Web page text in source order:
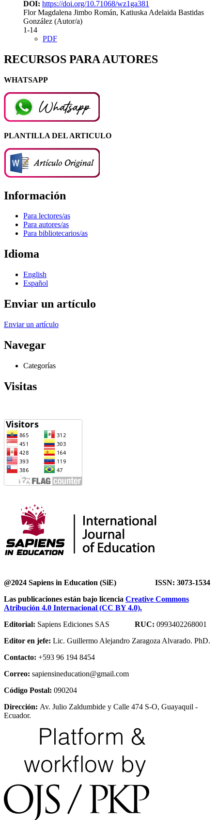
DOI: https://doi.org/10.71068/wz1ga381
Flor Magdalena Jimbo Román, Katiuska Adelaida Bastidas
González (Autor/a)
1-14
PDF
RECURSOS PARA AUTORES
WHATSAPP
PLANTILLA DEL ARTICULO
Información
Para lectores/as
Para autores/as
Para bibliotecarios/as
Idioma
English
Español
Enviar un artículo
Enviar un artículo
Navegar
Categorías
Visitas
@2024 Sapiens in Education (SiE) ISSN: 3073-1534
Las publicaciones están bajo licencia Creative Commons
Atribución 4.0 Internacional (CC BY 4.0).
Editorial: Sapiens Ediciones SAS RUC: 0993402268001
Editor en jefe: Lic. Guillermo Alejandro Zaragoza Alvarado. PhD.
Contacto: +593 96 194 8454
Correo: sapiensineducation@gmail.com
Código Postal: 090204
Dirección: Av. Julio Zaldumbide y Calle 474 S-O, Guayaquil -
Ecuador.